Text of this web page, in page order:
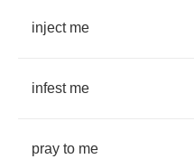
inject me
infest me
pray to me